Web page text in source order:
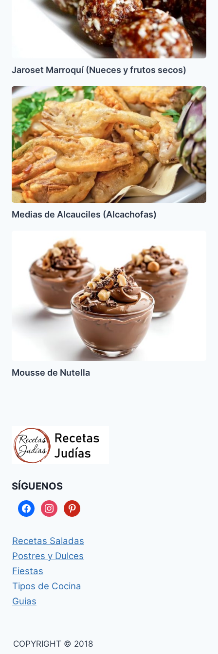
Jaroset Marroquí (Nueces y frutos secos)
Medias
de
Alcauciles
(Alcachofas)
Medias de Alcauciles (Alcachofas)
Nutella
Mousse de Nutella
SÍGUENOS
facebookinstagrampinterest
Recetas Saladas
Postres y Dulces
Fiestas
Tipos de Cocina
Guias
COPYRIGHT © 2018